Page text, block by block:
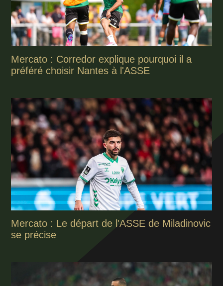
Mercato : Corredor explique pourquoi il a
préféré choisir Nantes à l'ASSE
Mercato : Le départ de l'ASSE de Miladinovic
se précise